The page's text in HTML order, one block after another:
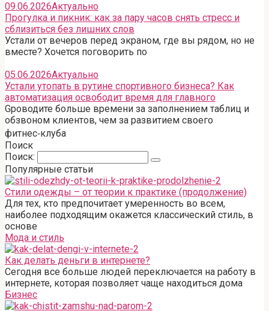
09.06.2026Актуально
Прогулка и пикник: как за пару часов снять стресс и
сблизиться без лишних слов
Устали от вечеров перед экраном, где вы рядом, но не
вместе? Хочется поговорить по
05.06.2026Актуально
Устали утопать в рутине спортивного бизнеса? Как
автоматизация освободит время для главного
Gроводите больше времени за заполнением таблиц и
обзвоном клиентов, чем за развитием своего
фитнес‑клуба
Поиск
Поиск:
Популярные статьи
Стили одежды – от теории к практике (продолжение)
Для тех, кто предпочитает умеренность во всем,
наиболее подходящим окажется классический стиль, в
основе
Мода и стиль
Как делать деньги в интернете?
Сегодня все больше людей переключается на работу в
интернете, которая позволяет чаще находиться дома
Бизнес